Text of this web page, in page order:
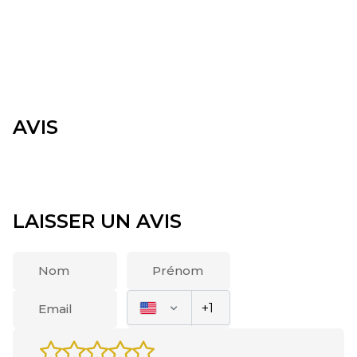
AVIS
LAISSER UN AVIS